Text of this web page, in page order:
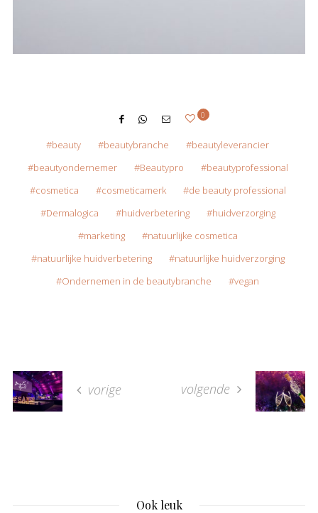
0
beauty beautybranche
beautyleverancier
beautyondernemer
Beautypro
beautyprofessional
cosmetica
cosmeticamerk
de beauty professional
Dermalogica
huidverbetering
huidverzorging
marketing
natuurlijke cosmetica
natuurlijke huidverbetering
natuurlijke huidverzorging
Ondernemen in de beautybranche
vegan
vorige volgende
Ook leuk